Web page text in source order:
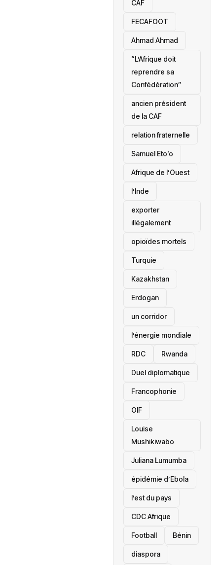
CAF
FECAFOOT
‎Ahmad Ahmad
“L’Afrique doit
reprendre sa
Confédération”
ancien président
de la CAF
relation fraternelle
Samuel Eto’o
Afrique de l’Ouest
l’Inde
exporter
illégalement
opioïdes mortels
‎Turquie
Kazakhstan
Erdogan
un corridor
l’énergie mondiale
RDC Rwanda
Duel diplomatique
Francophonie
OIF
Louise
Mushikiwabo
Juliana Lumumba
épidémie d’Ebola
l’est du pays
CDC Afrique
Football Bénin
diaspora